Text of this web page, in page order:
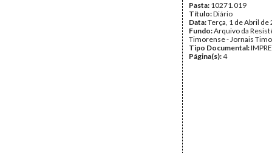
Pasta: 10271.019
Título:Diário
Data:Terça, 1 de Abril de
Fundo:Arquivo da
Timorense - Jornais
Tipo Documental:
Página(s):4